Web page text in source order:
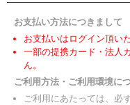
お支払い方法につきまして
お支払いはログイン頂い
一部の提携カード・法人
ん。
ご利用方法・ご利用環境に
ご利用にあたっては、必